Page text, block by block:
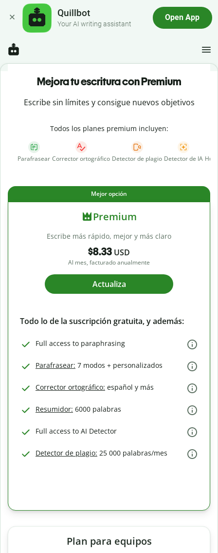
Quillbot
Your AI writing assistant
Open App
Mejora tu escritura con Premium
Escribe sin límites y consigue nuevos objetivos
Todos los planes premium incluyen:
Parafrasear Corrector ortográfico Detector de plagio Detector de IA
Mejor opción
Premium
Escribe más rápido, mejor y más claro
$8.33 USD
Al mes, facturado anualmente
Actualiza
Todo lo de la suscripción gratuita, y además:
Full access to paraphrasing
Parafrasear: 7 modos + personalizados
Corrector ortográfico: español y más
Resumidor: 6000 palabras
Full access to AI Detector
Detector de plagio: 25 000 palabras/mes
Plan para equipos